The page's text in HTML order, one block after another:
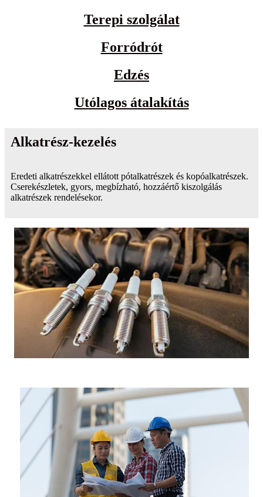
Terepi szolgálat
Forródrót
Edzés
Utólagos átalakítás
Alkatrész-kezelés
Eredeti alkatrészekkel ellátott pótalkatrészek és kopóalkatrészek.
Cserekészletek, gyors, megbízható, hozzáértő kiszolgálás
alkatrészek rendelésekor.